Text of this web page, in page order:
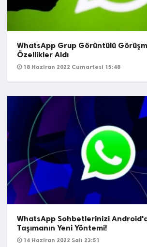
WhatsApp Grup Görüntülü
Özellikler Aldı
18 Haziran 2022 Cumartesi 15:48
WhatsApp Sohbetlerinizi
Taşımanın Yeni Yöntemi!
14 Haziran 2022 Salı 23:51